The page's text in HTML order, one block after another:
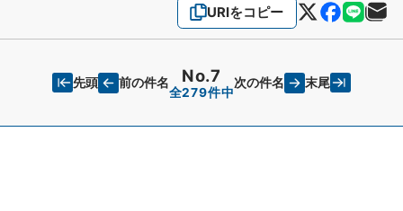
URIをコピー
先頭 前の件名 No.7
全279件中
次の件名 末尾